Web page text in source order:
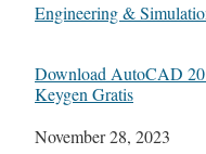
In relation to
Engineering &
Download AutoCAD
Keygen Gratis
Date
November 28, 2023